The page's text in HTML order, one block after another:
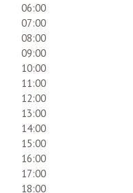
06:00
07:00
08:00
09:00
10:00
11:00
12:00
13:00
14:00
15:00
16:00
17:00
18:00